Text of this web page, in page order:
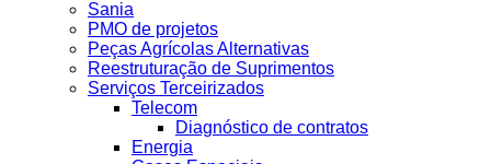
Sania
PMO de projetos
Peças Agrícolas Alternativas
Reestruturação de Suprimentos
Serviços Terceirizados
Telecom
Diagnóstico de contratos
Energia